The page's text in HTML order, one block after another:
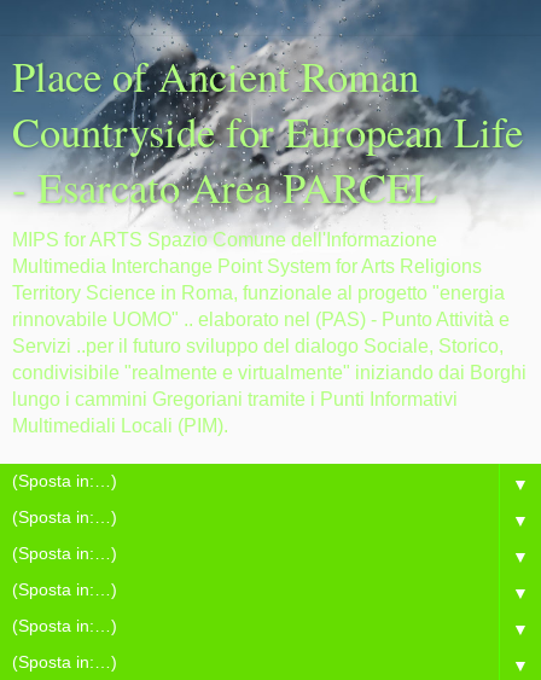
Place of Ancient Roman
Countryside for European Life
- Esarcato Area PARCEL
MIPS for ARTS Spazio Comune dell'Informazione
Multimedia Interchange Point System for Arts Religions
Territory Science in Roma, funzionale al progetto "energia
rinnovabile UOMO" .. elaborato nel (PAS) - Punto Attività e
Servizi ..per il futuro sviluppo del dialogo Sociale, Storico,
condivisibile "realmente e virtualmente" iniziando dai Borghi
lungo i cammini Gregoriani tramite i Punti Informativi
Multimediali Locali (PIM).
▼
▼
▼
▼
▼
▼